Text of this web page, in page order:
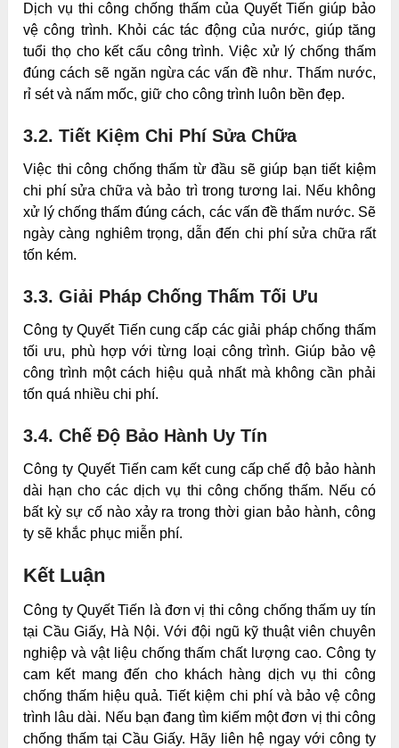
Dịch vụ thi công chống thấm của Quyết Tiến giúp bảo
vệ công trình. Khỏi các tác động của nước, giúp tăng
tuổi thọ cho kết cấu công trình. Việc xử lý chống thấm
đúng cách sẽ ngăn ngừa các vấn đề như. Thấm nước,
rỉ sét và nấm mốc, giữ cho công trình luôn bền đẹp.
3.2. Tiết Kiệm Chi Phí Sửa Chữa
Việc thi công chống thấm từ đầu sẽ giúp bạn tiết kiệm
chi phí sửa chữa và bảo trì trong tương lai. Nếu không
xử lý chống thấm đúng cách, các vấn đề thấm nước. Sẽ
ngày càng nghiêm trọng, dẫn đến chi phí sửa chữa rất
tốn kém.
3.3. Giải Pháp Chống Thấm Tối Ưu
Công ty Quyết Tiến cung cấp các giải pháp chống thấm
tối ưu, phù hợp với từng loại công trình. Giúp bảo vệ
công trình một cách hiệu quả nhất mà không cần phải
tốn quá nhiều chi phí.
3.4. Chế Độ Bảo Hành Uy Tín
Công ty Quyết Tiến cam kết cung cấp chế độ bảo hành
dài hạn cho các dịch vụ thi công chống thấm. Nếu có
bất kỳ sự cố nào xảy ra trong thời gian bảo hành, công
ty sẽ khắc phục miễn phí.
Kết Luận
Công ty Quyết Tiến là đơn vị thi công chống thấm uy tín
tại Cầu Giấy, Hà Nội. Với đội ngũ kỹ thuật viên chuyên
nghiệp và vật liệu chống thấm chất lượng cao. Công ty
cam kết mang đến cho khách hàng dịch vụ thi công
chống thấm hiệu quả. Tiết kiệm chi phí và bảo vệ công
trình lâu dài. Nếu bạn đang tìm kiếm một đơn vị thi công
chống thấm tại Cầu Giấy. Hãy liên hệ ngay với công ty